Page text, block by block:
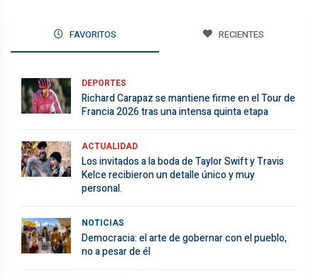
FAVORITOS RECIENTES
DEPORTES
Richard Carapaz se mantiene firme en el Tour de
Francia 2026 tras una intensa quinta etapa
ACTUALIDAD
Los invitados a la boda de Taylor Swift y Travis
Kelce recibieron un detalle único y muy
personal.
NOTICIAS
Democracia: el arte de gobernar con el pueblo,
no a pesar de él